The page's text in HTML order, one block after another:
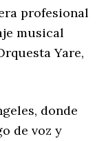
profesional
musical
Yare,
donde
de voz y